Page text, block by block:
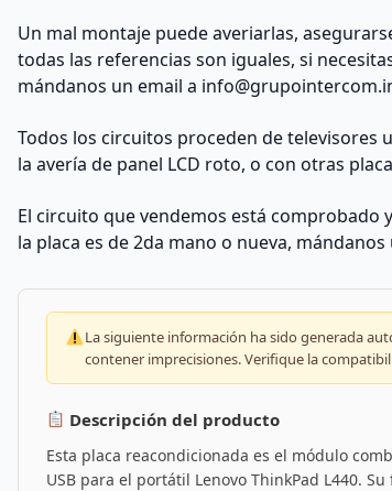
Un mal montaje puede averiarlas,
todas las referencias son iguales, si
mándanos un email a
Todos los circuitos proceden de televisores
la avería de panel LCD roto, o con otras
El circuito que vendemos está comprobado
la placa es de 2da mano o nueva,
La siguiente información ha sido generada
contener imprecisiones. Verifique la
Descripción del producto
Esta placa reacondicionada es el módulo
USB para el portátil Lenovo ThinkPad L440.